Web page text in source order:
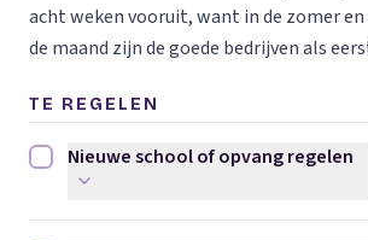
acht weken vooruit, want in de zomer en
de maand zijn de goede bedrijven als
TE REGELEN
Nieuwe school of opvang regelen
Nieuwe school of opvang regelen